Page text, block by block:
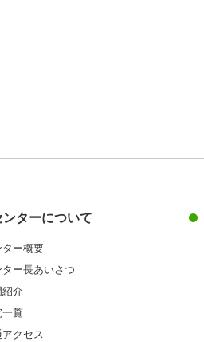
ンターについて
ター概要
ター長あいさつ
紹介
覧
アクセス